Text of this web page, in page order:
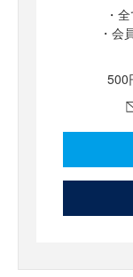
・
・会
500